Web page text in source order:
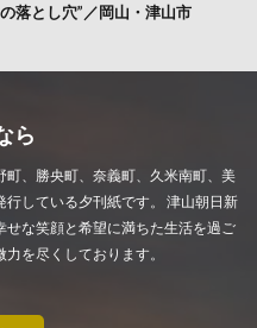
の落とし穴”／岡山・津山市
ら
、勝央町、奈義町、久米南町、美
している夕刊紙です。 津山朝日新
な笑顔と希望に満ちた生活を過ご
を尽くしております。